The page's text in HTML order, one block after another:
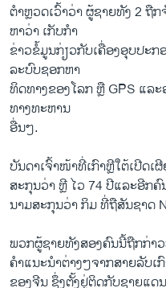
ຕໍາຫຼວດ​ເວົ້າ​ວ່າ ຜູ້​ຊາຍທັງ 2 ຖື
ຫາ​ວ່າ ​ເກັບ​ກໍາ
ຂ່າວ​ຂໍ້​ມູນ​ກ່ຽວ​ກັບ​ເຄື່ອງ​ອຸ​ບປະ
ລະບົບ​ຊອກ​ຫາ
ທິດ​ທາງ​ຂອງໂລກ ​ຫຼື GPS ແ
ທາງ​ທະຫານ
​ອື່ນໆ.
ບັນດາ​ເຈົ້າ​ໜ້າ​ທີ່​ເກົາຫຼີ​ໃຕ້ເປີດ​ເ
ສະກຸນ​ວ່າ ຫຼີ ​ໄວ 74 ປີ​ແລະ​ອີກ​
ນາ​ມສະກຸນວ່າ ກິມ ທີ່​ຖືສັນຊາດ
ພວກ​ຜູ້​ຊາຍ​ທັງ​ສອງ​ຄົນ​ນີ້​ຖືກ​ກ່າ
ຄໍາ​ແນະ​ນໍາ​ຕ່າງໆ​ຈາກ​ສາຍ​ລັບ​ເ
ຂອງ​ຈີນ​ ຊຶ່ງ​ຕັ້ງ​ຢູ່​ຕິດ​ກັບຊາຍ​ແດ